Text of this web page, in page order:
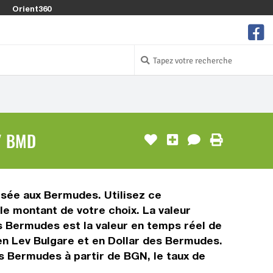
Orient360
BMD
aux Bermudes. Utilisez ce
montant de votre choix. La valeur
Bermudes est la valeur en temps réel de
Lev Bulgare et en Dollar des Bermudes.
à partir de BGN, le taux de